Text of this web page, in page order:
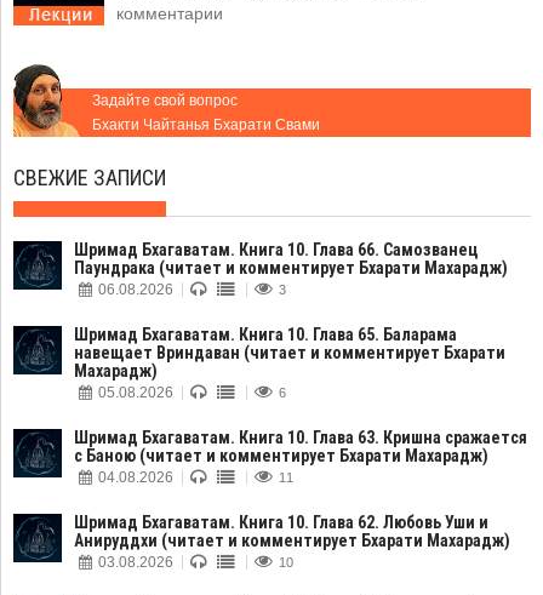
комментарии
Задайте свой вопрос
Бхакти Чайтанья Бхарати Свами
СВЕЖИЕ ЗАПИСИ
Шримад Бхагаватам. Книга 10. Глава 66. Самозванец
Паундрака (читает и комментирует Бхарати Махарадж)
06.08.2026 3
Шримад Бхагаватам. Книга 10. Глава 65. Баларама
навещает Вриндаван (читает и комментирует Бхарати
Махарадж)
05.08.2026 6
Шримад Бхагаватам. Книга 10. Глава 63. Кришна сражается
с Баною (читает и комментирует Бхарати Махарадж)
04.08.2026 11
Шримад Бхагаватам. Книга 10. Глава 62. Любовь Уши и
Анируддхи (читает и комментирует Бхарати Махарадж)
03.08.2026 10